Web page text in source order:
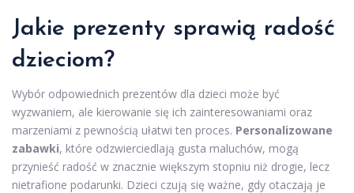
Jakie prezenty sprawią radość
dzieciom?
Wybór odpowiednich prezentów dla dzieci może być
wyzwaniem, ale kierowanie się ich zainteresowaniami oraz
marzeniami z pewnością ułatwi ten proces. Personalizowane
zabawki, które odzwierciedlają gusta maluchów, mogą
przynieść radość w znacznie większym stopniu niż drogie, lecz
nietrafione podarunki. Dzieci czują się ważne, gdy otaczają je